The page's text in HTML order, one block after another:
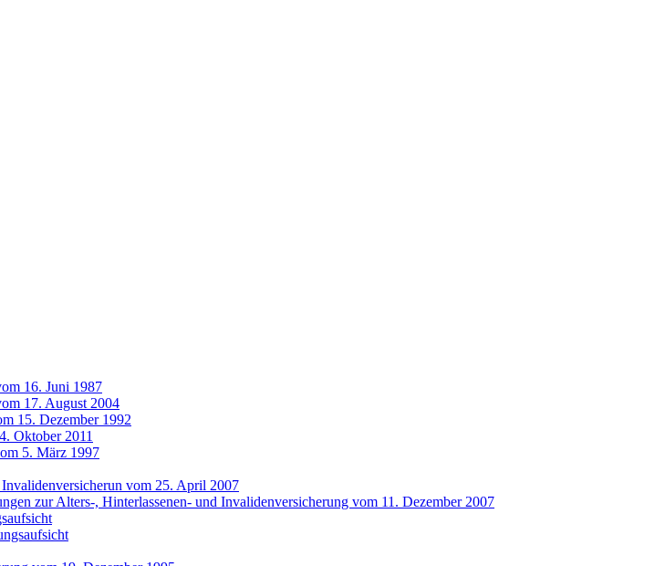
16. Juni 1987
17. August 2004
15. Dezember 1992
Oktober 2011
5. März 1997
vom 25. April 2007
zur Alters-, Hinterlassenen- und Invalidenversicherung vom 11. Dezember 2007